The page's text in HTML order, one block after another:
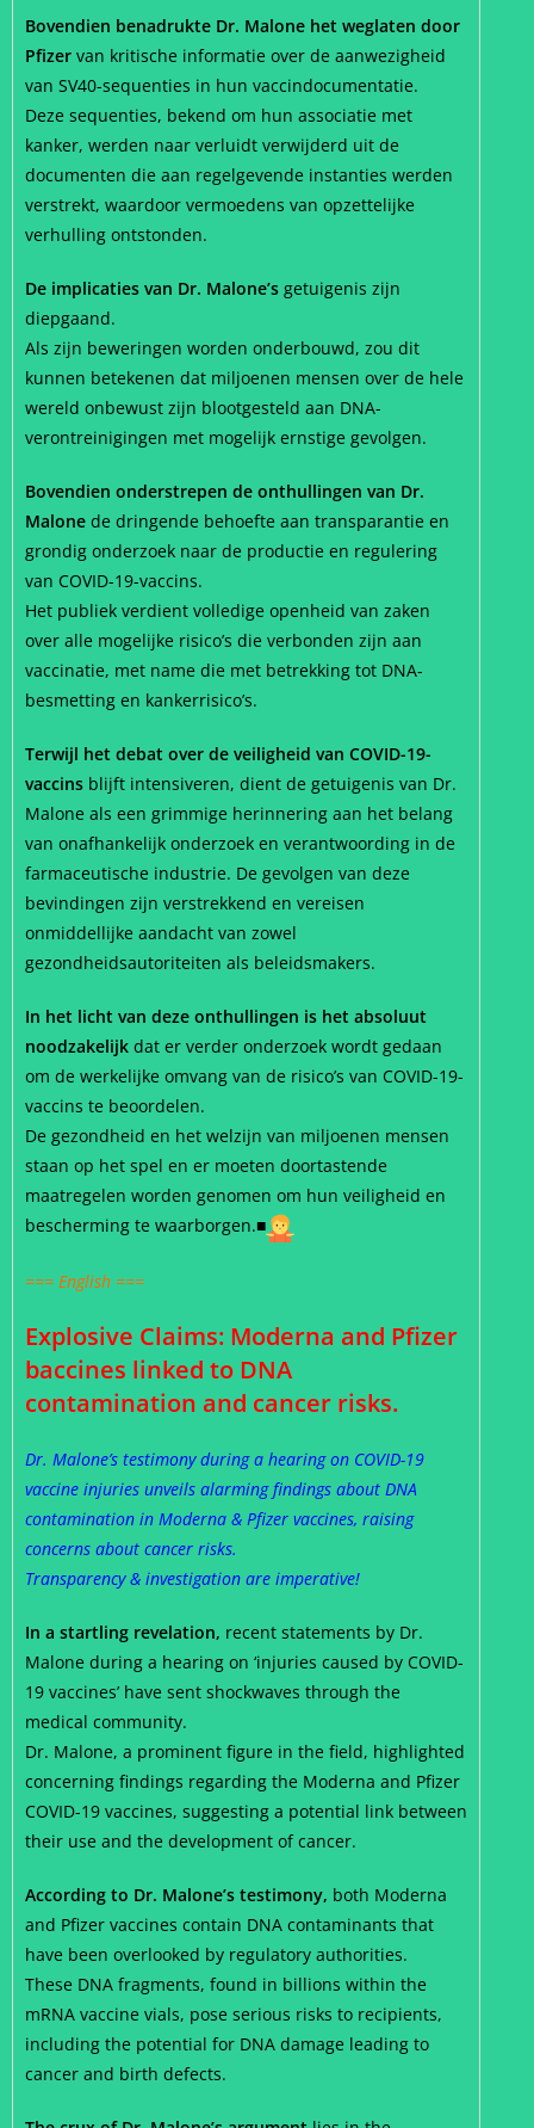
Bovendien benadrukte Dr. Malone het weglaten door
Pfizer van kritische informatie over de aanwezigheid
van SV40-sequenties in hun vaccindocumentatie.
Deze sequenties, bekend om hun associatie met
kanker, werden naar verluidt verwijderd uit de
documenten die aan regelgevende instanties werden
verstrekt, waardoor vermoedens van opzettelijke
verhulling ontstonden.
De implicaties van Dr. Malone’s getuigenis zijn
diepgaand.
Als zijn beweringen worden onderbouwd, zou dit
kunnen betekenen dat miljoenen mensen over de hele
wereld onbewust zijn blootgesteld aan DNA-
verontreinigingen met mogelijk ernstige gevolgen.
Bovendien onderstrepen de onthullingen van Dr.
Malone de dringende behoefte aan transparantie en
grondig onderzoek naar de productie en regulering
van COVID-19-vaccins.
Het publiek verdient volledige openheid van zaken
over alle mogelijke risico’s die verbonden zijn aan
vaccinatie, met name die met betrekking tot DNA-
besmetting en kankerrisico’s.
Terwijl het debat over de veiligheid van COVID-19-
vaccins blijft intensiveren, dient de getuigenis van Dr.
Malone als een grimmige herinnering aan het belang
van onafhankelijk onderzoek en verantwoording in de
farmaceutische industrie. De gevolgen van deze
bevindingen zijn verstrekkend en vereisen
onmiddellijke aandacht van zowel
gezondheidsautoriteiten als beleidsmakers.
In het licht van deze onthullingen is het absoluut
noodzakelijk dat er verder onderzoek wordt gedaan
om de werkelijke omvang van de risico’s van COVID-19-
vaccins te beoordelen.
De gezondheid en het welzijn van miljoenen mensen
staan op het spel en er moeten doortastende
maatregelen worden genomen om hun veiligheid en
bescherming te waarborgen.■
=== English ===
Explosive Claims: Moderna and Pfizer
baccines linked to DNA
contamination and cancer risks.
Dr. Malone’s testimony during a hearing on COVID-19
vaccine injuries unveils alarming findings about DNA
contamination in Moderna & Pfizer vaccines, raising
concerns about cancer risks.
Transparency & investigation are imperative!
In a startling revelation, recent statements by Dr.
Malone during a hearing on ‘injuries caused by COVID-
19 vaccines’ have sent shockwaves through the
medical community.
Dr. Malone, a prominent figure in the field, highlighted
concerning findings regarding the Moderna and Pfizer
COVID-19 vaccines, suggesting a potential link between
their use and the development of cancer.
According to Dr. Malone’s testimony, both Moderna
and Pfizer vaccines contain DNA contaminants that
have been overlooked by regulatory authorities.
These DNA fragments, found in billions within the
mRNA vaccine vials, pose serious risks to recipients,
including the potential for DNA damage leading to
cancer and birth defects.